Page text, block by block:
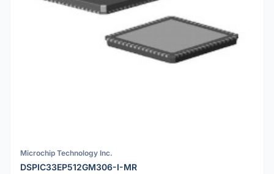
Microchip Technology Inc.
DSPIC33EP512GM306-I-MR